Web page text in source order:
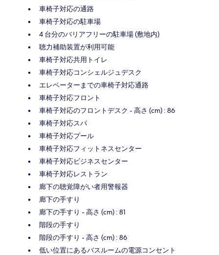
車椅子対応の通路
車椅子対応の駐車場
4 台分のバリアフリーの駐車場 (敷地内)
聴力補助装置が利用可能
車椅子対応共用トイレ
車椅子対応コンシェルジュデスク
エレベーターまでの車椅子対応通路
車椅子対応フロント
車椅子対応のフロントデスク - 高さ (cm) : 86
車椅子対応スパ
車椅子対応プール
車椅子対応フィットネスセンター
車椅子対応ビジネスセンター
車椅子対応レストラン
廊下の聴覚障がい者用警報器
廊下の手すり
廊下の手すり - 高さ (cm) : 81
階段の手すり
階段の手すり - 高さ (cm) : 86
低い位置にあるバスルームの電源コンセント